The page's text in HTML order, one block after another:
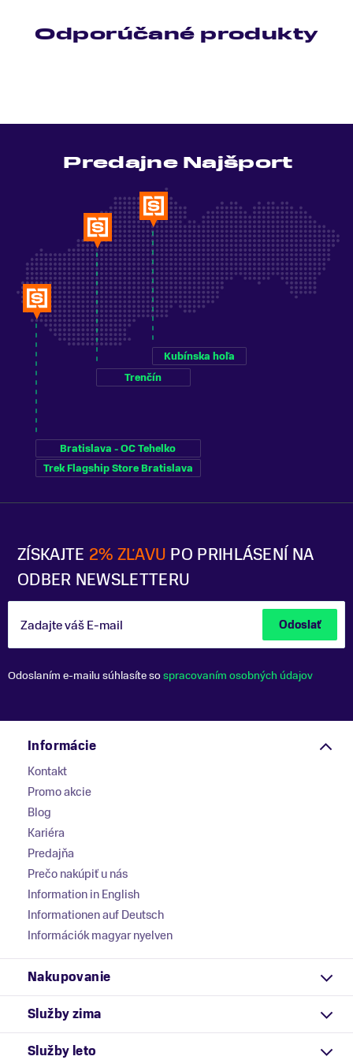
Odporúčané produkty
ZÍSKAJTE 2% ZĽAVU PO PRIHLÁSENÍ NA
ODBER NEWSLETTERU
Zadajte váš E-mail Odoslať
Odoslaním e-mailu súhlasíte sospracovaním osobných údajov
Predajne Najšport
Bratislava - OC Tehelko
Trek Flagship Store Bratislava
Trenčín
Kubínska hoľa
Informácie
Kontakt
Promo akcie
Blog
Kariéra
Predajňa
Prečo nakúpiť u nás
Information in English
Informationen auf Deutsch
Információk magyar nyelven
Nakupovanie
Služby zima
Služby leto